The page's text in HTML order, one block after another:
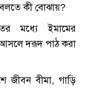
কী বোঝায়?
মধ্যে ইমামের
দরূদ পাঠ করা
জীবন বীমা, গাড়ি